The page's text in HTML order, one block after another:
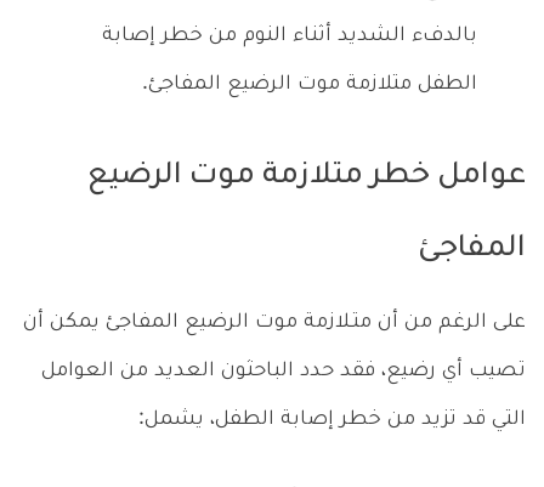
بالدفء الشديد أثناء النوم من خطر إصابة
الطفل متلازمة موت الرضيع المفاجئ.
عوامل خطر متلازمة موت الرضيع
المفاجئ
على الرغم من أن متـلازمة موت الرضيع المفاجئ يمكن أن
تصيب أي رضيع، فقد حدد الباحثون العديد من العوامل
التي قد تزيد من خطر إصابة الطفل، يشمل: